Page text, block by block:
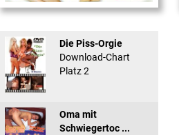
18 And Confused #8 - ...
Die Piss-Orgie
Download-Chart
Platz 2
Oma mit
Schwiegertoc ...